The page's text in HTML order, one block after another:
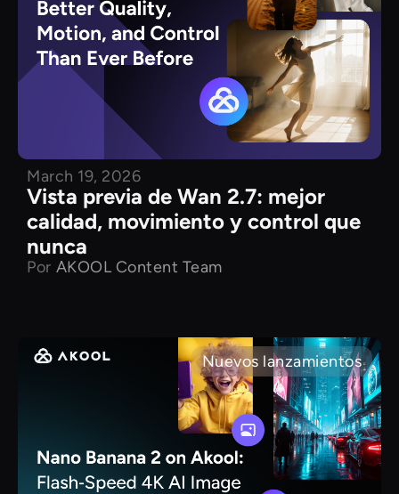
March 19, 2026
Vista previa de Wan 2.7: mejor
calidad, movimiento y control que
nunca
Por AKOOL Content Team
Nuevos lanzamientos